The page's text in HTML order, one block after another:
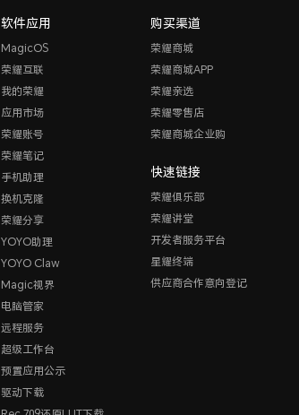
软件应用
MagicOS
荣耀互联
我的荣耀
应用市场
荣耀账号
荣耀笔记
手机助理
换机克隆
荣耀分享
YOYO助理
YOYO Claw
Magic视界
电脑管家
远程服务
超级工作台
预置应用公示
驱动下载
购买渠道
荣耀商城
荣耀商城APP
荣耀亲选
荣耀零售店
荣耀商城企业购
快速链接
荣耀俱乐部
荣耀讲堂
开发者服务平台
星耀终端
供应商合作意向登记